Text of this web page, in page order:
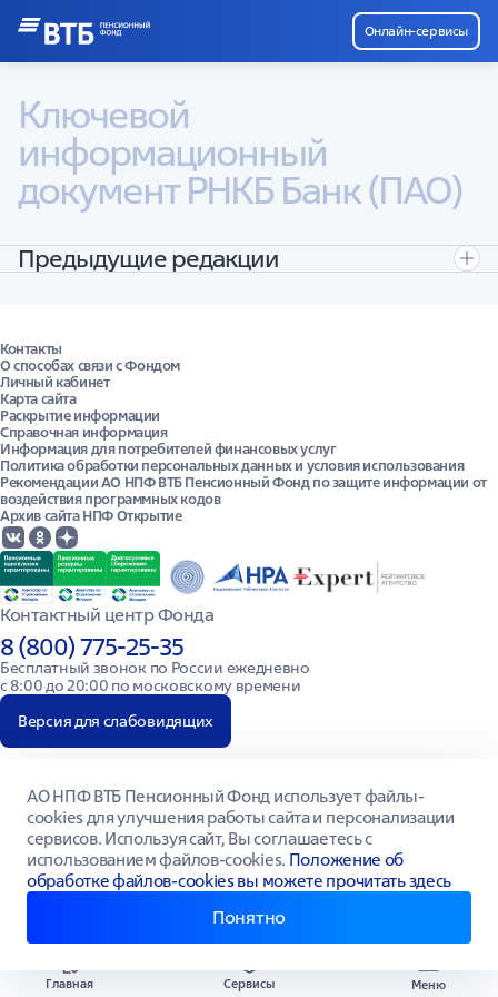
Онлайн-сервисы
Главная Сервисы Меню
Ключевой
информационный
документ РНКБ Банк (ПАО)
Предыдущие редакции
АО НПФ ВТБ Пенсионный Фонд использует файлы-
cookies для улучшения работы сайта и персонализации
сервисов. Используя сайт, Вы соглашаетесь с
использованием файлов-cookies. Положение об
обработке файлов-cookies вы можете прочитать здесь
Понятно
Контакты
О способах связи с Фондом
Личный кабинет
Карта сайта
Раскрытие информации
Справочная информация
Информация для потребителей финансовых услуг
Политика обработки персональных данных и условия использования
Рекомендации АО НПФ ВТБ Пенсионный Фонд по защите информации от
воздействия программных кодов
Архив сайта НПФ Открытие
Контактный центр Фонда
8 (800) 775-25-35
Бесплатный звонок по России ежедневно
с 8:00 до 20:00 по московскому времени
Версия для слабовидящих
Все права защищены © 2026. АО НПФ ВТБ Пенсионный Фонд Лицензия № 269/2
от 18.10.2007 г. выдана Федеральной службой по финансовым рынкам. ИНН/
КПП 7709445387/770301001, ОГРН 1147799014692
Сайт vtbnpf.ru зарегистрирован как СМИ, ЭЛ №ФС77-59877 от 17.11.2014 г.